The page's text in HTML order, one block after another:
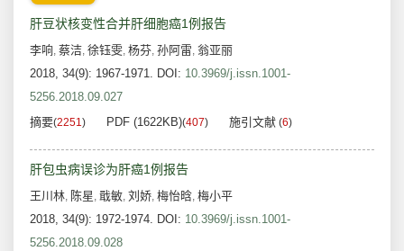
肝豆状核变性合并肝细胞癌1例报告
李响, 蔡洁, 徐钰雯, 杨芬, 孙阿雷, 翁亚丽
2018, 34(9): 1967-1971. DOI: 10.3969/j.issn.1001-
5256.2018.09.027
摘要(2251) PDF (1622KB)(407) 施引文献 (6)
肝包虫病误诊为肝癌1例报告
王川林, 陈星, 戢敏, 刘娇, 梅怡晗, 梅小平
2018, 34(9): 1972-1974. DOI: 10.3969/j.issn.1001-
5256.2018.09.028